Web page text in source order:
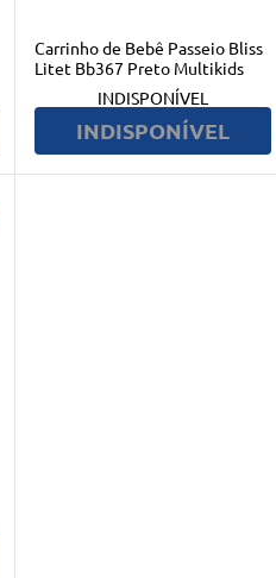
Carrinho de Bebê Passeio Bliss
Litet Bb367 Preto Multikids
INDISPONÍVEL
INDISPONÍVEL